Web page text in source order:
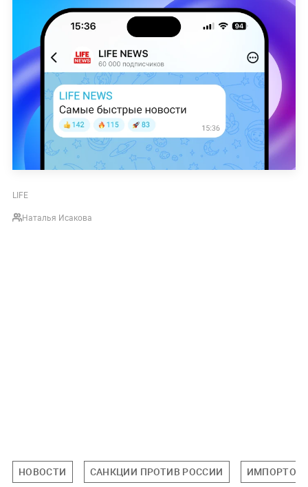
LIFE
Наталья Исакова
НОВОСТИ САНКЦИИ ПРОТИВ РОССИИ